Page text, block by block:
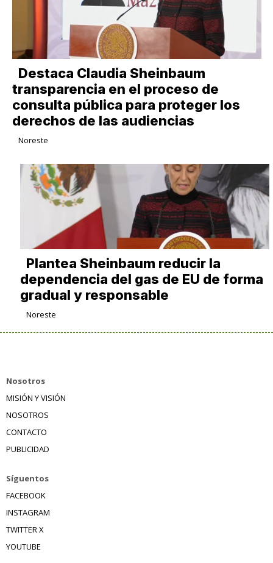
Destaca Claudia Sheinbaum
transparencia en el proceso de
consulta pública para proteger los
derechos de las audiencias
Noreste
Plantea Sheinbaum reducir la
dependencia del gas de EU de forma
gradual y responsable
Noreste
Nosotros
MISIÓN Y VISIÓN
NOSOTROS
CONTACTO
PUBLICIDAD
Síguentos
FACEBOOK
INSTAGRAM
TWITTER X
YOUTUBE